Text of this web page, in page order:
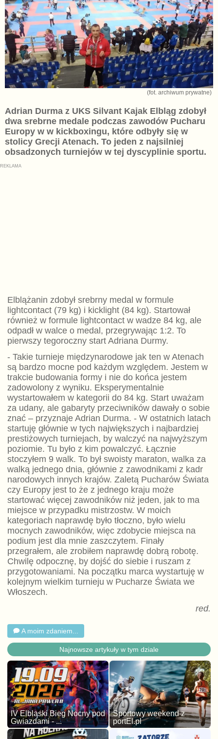
(fot. archiwum prywatne)
Adrian Durma z UKS Silvant Kajak Elbląg zdobył
dwa srebrne medale podczas zawodów Pucharu
Europy w w kickboxingu, które odbyły się w
stolicy Grecji Atenach. To jeden z najsilniej
obsadzonych turniejów w tej dyscyplinie sportu.
Elblążanin zdobył srebrny medal w formule
lightcontact (79 kg) i kicklight (84 kg). Startował
również w formule lightcontact w wadze 84 kg, ale
odpadł w walce o medal, przegrywając 1:2. To
pierwszy tegoroczny start Adriana Durmy.
- Takie turnieje międzynarodowe jak ten w Atenach
są bardzo mocne pod każdym względem. Jestem w
trakcie budowania formy i nie do końca jestem
zadowolony z wyniku. Eksperymentalnie
wystartowałem w kategorii do 84 kg. Start uważam
za udany, ale gabaryty przeciwników dawały o sobie
znać – przyznaje Adrian Durma. - W ostatnich latach
startuję głównie w tych największych i najbardziej
prestiżowych turniejach, by walczyć na najwyższym
poziomie. Tu było z kim powalczyć. Łącznie
stoczyłem 9 walk. To był swoisty maraton, walka za
walką jednego dnia, głównie z zawodnikami z kadr
narodowych innych krajów. Zaletą Pucharów Świata
czy Europy jest to że z jednego kraju może
startować więcej zawodników niż jeden, jak to ma
miejsce w przypadku mistrzostw. W moich
kategoriach naprawdę było tłoczno, było wielu
mocnych zawodników, więc zdobycie miejsca na
podium jest dla mnie zaszczytem. Finały
przegrałem, ale zrobiłem naprawdę dobrą robotę.
Chwilę odpocznę, by dojść do siebie i ruszam z
przygotowaniami. Na początku marca wystartuję w
kolejnym wielkim turnieju w Pucharze Świata we
Włoszech.
red.
A moim zdaniem...
Najnowsze artykuły w tym dziale
IV Elbląski Bieg Nocny pod
Gwiazdami - ...
Sportowy weekend z
portEl.pl